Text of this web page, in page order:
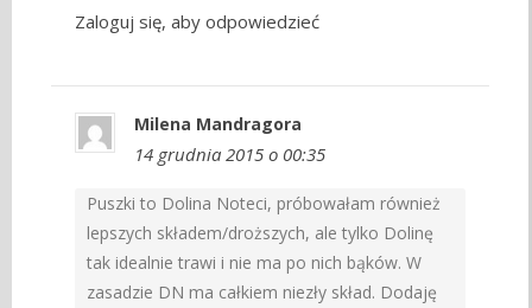
Zaloguj się, aby odpowiedzieć
Milena Mandragora
14 grudnia 2015 o 00:35
Puszki to Dolina Noteci, próbowałam również
lepszych składem/droższych, ale tylko Dolinę
tak idealnie trawi i nie ma po nich bąków. W
zasadzie DN ma całkiem niezły skład. Dodaję